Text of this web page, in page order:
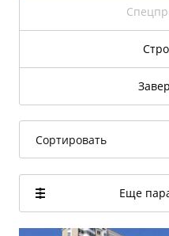
Сортировать
Еще